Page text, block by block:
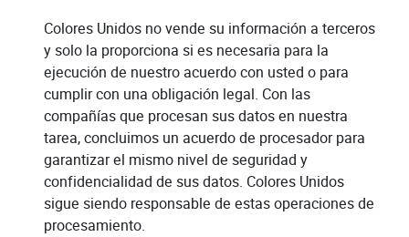
Colores Unidos no vende su información a terceros
y solo la proporciona si es necesaria para la
ejecución de nuestro acuerdo con usted o para
cumplir con una obligación legal. Con las
compañías que procesan sus datos en nuestra
tarea, concluimos un acuerdo de procesador para
garantizar el mismo nivel de seguridad y
confidencialidad de sus datos. Colores Unidos
sigue siendo responsable de estas operaciones de
procesamiento.